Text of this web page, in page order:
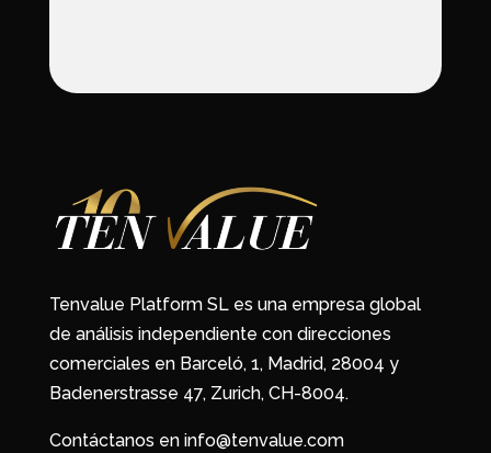
Tenvalue Platform SL es una empresa global
de análisis independiente con direcciones
comerciales en Barceló, 1, Madrid, 28004 y
Badenerstrasse 47, Zurich, CH-8004.
Contáctanos en info@tenvalue.com